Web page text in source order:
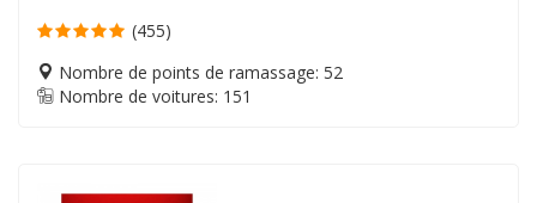
(455)
Nombre de points de ramassage: 52
Nombre de voitures: 151